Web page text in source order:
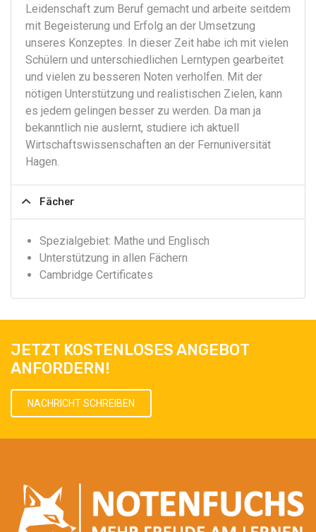
Leidenschaft zum Beruf gemacht und arbeite seitdem
mit Begeisterung und Erfolg an der Umsetzung
unseres Konzeptes. In dieser Zeit habe ich mit vielen
Schülern und unterschiedlichen Lerntypen gearbeitet
und vielen zu besseren Noten verholfen. Mit der
nötigen Unterstützung und realistischen Zielen, kann
es jedem gelingen besser zu werden. Da man ja
bekanntlich nie auslernt, studiere ich aktuell
Wirtschaftswissenschaften an der Fernuniversität
Hagen.
Fächer
Spezialgebiet: Mathe und Englisch
Unterstützung in allen Fächern
Cambridge Certificates
JETZT KOSTENLOSES ANGEBOT
ANFORDERN!
NACHRICHT SCHREIBEN